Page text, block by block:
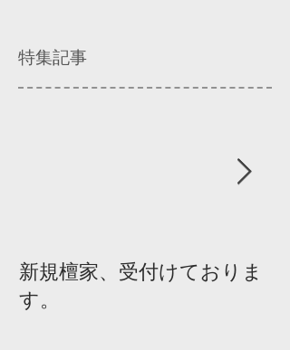
特集記事
新規檀家、受付けておりま
す。